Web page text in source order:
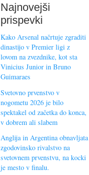
Najnovejši
prispevki
Kako Arsenal načrtuje zgraditi
dinastijo v Premier ligi z
lovom na zvezdnike, kot sta
Vinicius Junior in Bruno
Guimaraes
Svetovno prvenstvo v
nogometu 2026 je bilo
spektakel od začetka do konca,
v dobrem ali slabem
Anglija in Argentina obnavljata
zgodovinsko rivalstvo na
svetovnem prvenstvu, na kocki
je mesto v finalu.